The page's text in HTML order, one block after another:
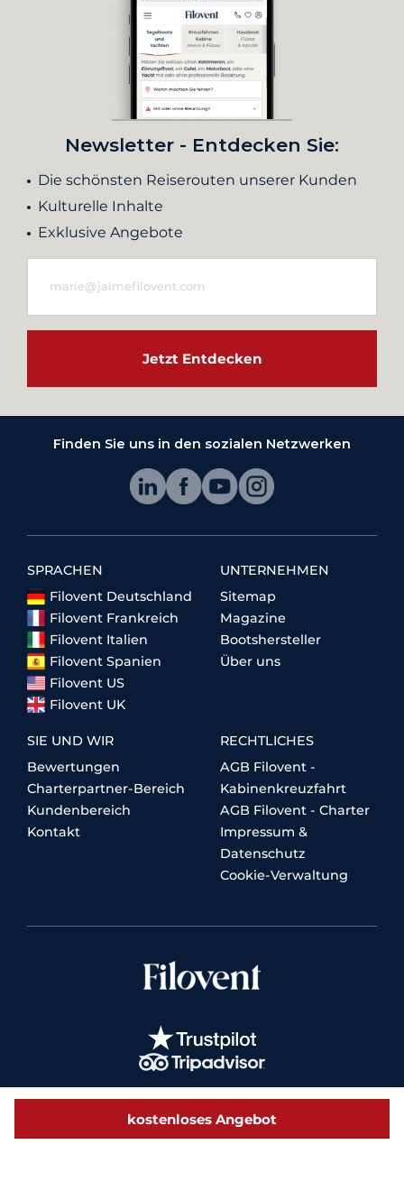
kostenloses Angebot
Newsletter - Entdecken Sie:
Die schönsten Reiserouten unserer Kunden
Kulturelle Inhalte
Exklusive Angebote
Jetzt Entdecken
Finden Sie uns in den sozialen Netzwerken
SPRACHEN
Filovent Deutschland
Filovent Frankreich
Filovent Italien
Filovent Spanien
Filovent US
Filovent UK
UNTERNEHMEN
Sitemap
Magazine
Bootshersteller
Über uns
SIE UND WIR
Bewertungen
Charterpartner-Bereich
Kundenbereich
Kontakt
RECHTLICHES
AGB Filovent -
Kabinenkreuzfahrt
AGB Filovent - Charter
Impressum &
Datenschutz
Cookie-Verwaltung
© 2026 Filovent